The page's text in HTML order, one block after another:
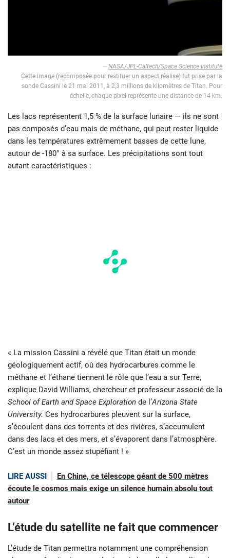
— NASA/JPL-Caltech/Space Science Institute
Cette image (recomposée pour restituer un aspect réalise) fut prise par la
sonde Cassini le 21 mai 2011, à 2,3 millions de kilomètres de Titan. Pour
échelle, chaque pixel représente une distance de 14 km.
Les lacs représentent 1,5 % de la surface lunaire — ils ne sont
pas composés d’eau mais de méthane, qui peut rester liquide
dans les températures extrêmement basses de cette lune,
autour de -180° à sa surface. Les précipitations sont tout
autant caractéristiques :
« La mission Cassini a révélé que Titan était un monde
géologiquement actif, où des hydrocarbures comme le
méthane et l’éthane tiennent le rôle que l’eau a sur Terre,
explique David Williams, chercheur et professeur associé de la
School of Earth and Space Exploration de l’Arizona State
University. Ces hydrocarbures pleuvent sur la surface,
s’écoulent dans des torrents et des rivières, s’accumulent
dans des lacs et des mers, et s’évaporent dans l’atmosphère.
C’est un monde assez stupéfiant ! »
LIRE AUSSI
En Chine, ce télescope géant de 500 mètres
écoute le cosmos mais exige un silence humain absolu tout
autour
L’étude du satellite ne fait que commencer
L’étude de Titan permettra notamment une compréhension